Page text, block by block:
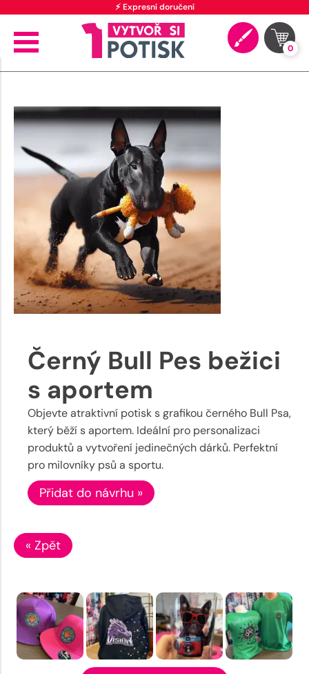
⚡ Expresní doručení
0
Černý Bull Pes bežici
s aportem
Objevte atraktivní potisk s grafikou černého Bull Psa,
který běží s aportem. Ideální pro personalizaci
produktů a vytvoření jedinečných dárků. Perfektní
pro milovníky psů a sportu.
Přidat do návrhu »
« Zpět